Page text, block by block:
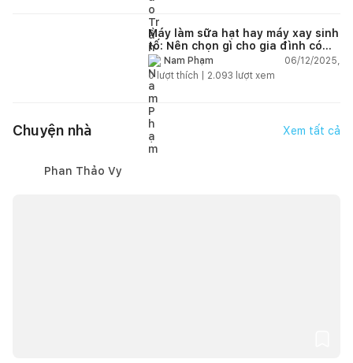
Máy làm sữa hạt hay máy xay sinh
tố: Nên chọn gì cho gia đình có
trẻ nhỏ (2–4 người)?
Nam Phạm
06/12/2025,
0lượt thích | 2.093 lượt xem
Chuyện nhà Xem tất cả
Phan Thảo Vy